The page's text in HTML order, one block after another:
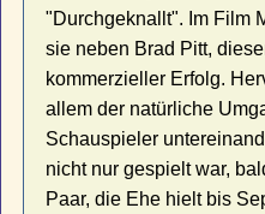
"Durchgeknallt". Im Film
sie neben Brad Pitt,
kommerzieller Erfolg.
allem der natürliche
Schauspieler
nicht nur gespielt war,
Paar, die Ehe hielt bis